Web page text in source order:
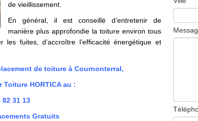
de vieillissement.
En général, il est conseillé d’entretenir de
manière plus approfondie la toiture environ tous
fuites, d’accroître l’efficacité énergétique et
de toiture à Cournonterral,
Toiture HORTICA au :
82 31 13
Gratuits